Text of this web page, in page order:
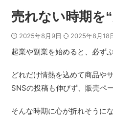
売れない時期を
2025年8月9日 2025年8月18
起業や副業を始めると、必ず
どれだけ情熱を込めて商品や
SNSの投稿も伸びず、販売ペ
そんな時期に心が折れそうに